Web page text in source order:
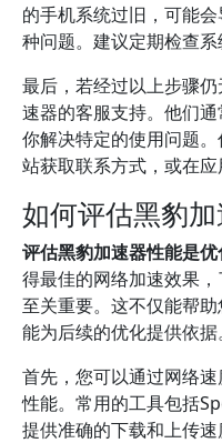
的手机系统过旧，可能
种问题。建议定期检查系
最后，若经过以上步骤
速器的客服支持。他们
你解决特定的使用问题
站获取联系方式，或在应
如何评估黑豹
评估黑豹加速器性能是优
得最佳的网络加速效果
至关重要。这不仅能帮
能为后续的优化提供依据。
首先，您可以通过网络
性能。常用的工具包括
提供准确的下载和上传